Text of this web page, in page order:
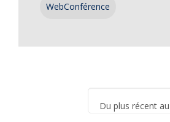
WebConférence
Du plus récent